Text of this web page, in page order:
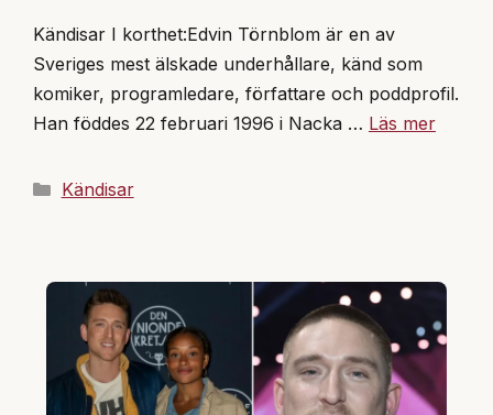
Kändisar I korthet:Edvin Törnblom är en av
Sveriges mest älskade underhållare, känd som
komiker, programledare, författare och poddprofil.
Han föddes 22 februari 1996 i Nacka … Läs mer
Kategorier
Kändisar